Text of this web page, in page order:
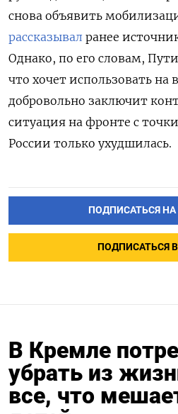
снова объявить
рассказывал ранее
Однако, по его словам,
что хочет использовать на
добровольно заключит
ситуация на фронте с
России только ухудшилась.
ПОДПИСАТЬСЯ НА
ПОДПИСАТЬСЯ В
В Кремле
убрать из
все, что